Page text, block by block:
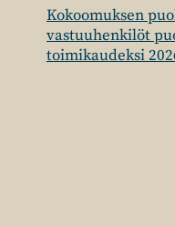
Kokoomuksen
vastuuhenkilöt
toimikaudeksi